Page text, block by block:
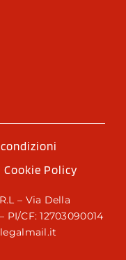
Cookie Policy
– Via Della
PI/CF: 12703090014